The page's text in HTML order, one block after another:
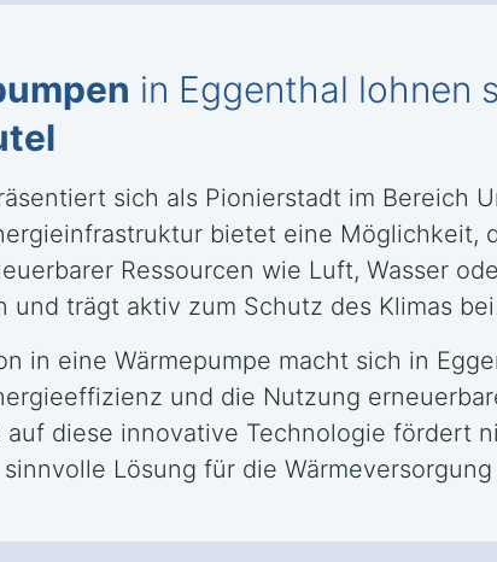
in Eggenthal lohnen
sich als Pionierstadt im Bereich
bietet eine Möglichkeit,
Ressourcen wie Luft, Wasser
und trägt aktiv zum Schutz des Klimas
in eine Wärmepumpe macht sich in
und die Nutzung
auf diese innovative Technologie fördert
Lösung für die